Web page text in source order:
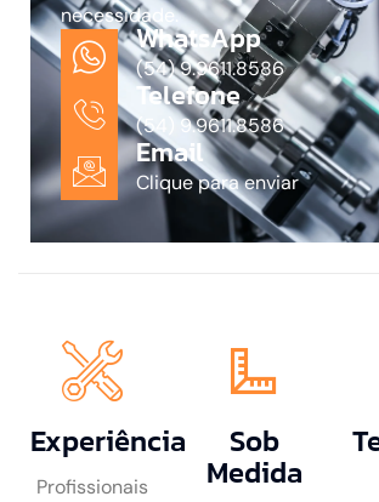
necessidade.
WhatsApp
(54) 9.9611.8586
Telefone
(54) 9.9611.8586
Email
Clique para enviar
Experiência
Profissionais
Sob
Medida